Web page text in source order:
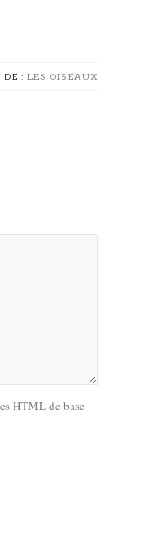
DE : LES OISEAUX
HTML de base